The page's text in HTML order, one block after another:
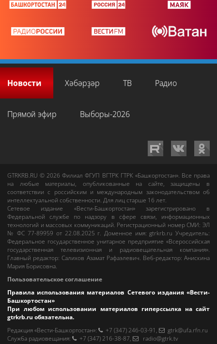
Новости Хәбәрҙәр ТВ Радио
Прямой эфир Выборы-2026
GTRKRB.RU © 2026Филиал ФГУП ВГТРК ГТРК «Башкортостан». Все права
на любые материалы, опубликованные на сайте, защищены в
соответствии с российским и международным законодательством об
интеллектуальной собственности. Для лиц старше 16 лет.
Сетевое издание «Вести-Башкортостан»зарегистрировано в
Федеральной службе по надзору в сфере связи, информационных
технологий и массовых коммуникаций. Регистрационный номер СМИ: ЭЛ
№ ФС 77-89959 от 22.08.2025 г. Доменное имя:gtrkrb.ru Учредитель:
Федеральное государственное унитарное предприятие «Всероссийская
государственная телевизионная и радиовещательная компания».
Главный редактор:Салихов Азамат Рафаэлевич. Веб-редактор:Анискина
Мария Борисовна.
Пользовательское соглашение
Правила использования материалов Сетевого издания «Вести-
Башкортостан»
При любом использовании материалов гиперссылка на сайт
gtrkrb.ru обязательна.
Редакция «Вести-Башкортостан»: +7 (347) 246-03-91 ,
gtrk@ufa.rfn.ru
Cлужба радиовещания: +7 (347) 216-38-87,
radio@gtrk.tv